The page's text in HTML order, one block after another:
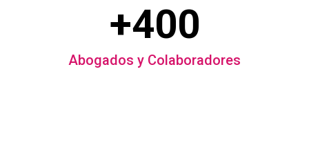
+400
Abogados y Colaboradores